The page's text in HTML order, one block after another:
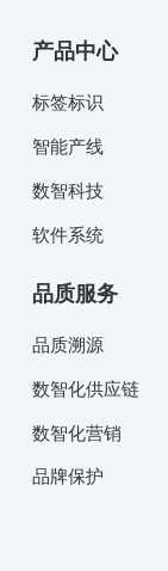
产品中心
标签标识
智能产线
数智科技
软件系统
品质服务
品质溯源
数智化供应链
数智化营销
品牌保护